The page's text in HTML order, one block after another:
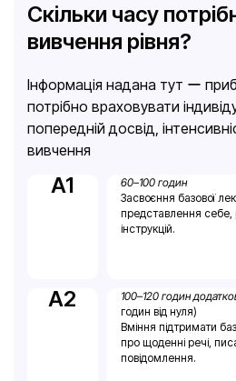
Скільки часу
вивчення рівня?
Інформація надана тут ー
потрібно враховувати
попередній досвід,
вивчення
A1
60–100 годин
Засвоєння базової
представлення себе,
інструкцій.
A2 100–120 годин
годин від нуля)
Вміння підтримати
про щоденні речі,
повідомлення.